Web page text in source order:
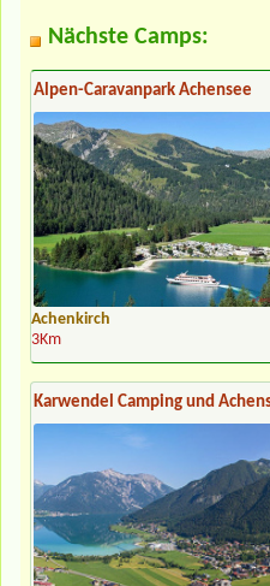
Nächste Camps:
Alpen-Caravanpark Achensee
Achenkirch
3Km
Karwendel Camping und